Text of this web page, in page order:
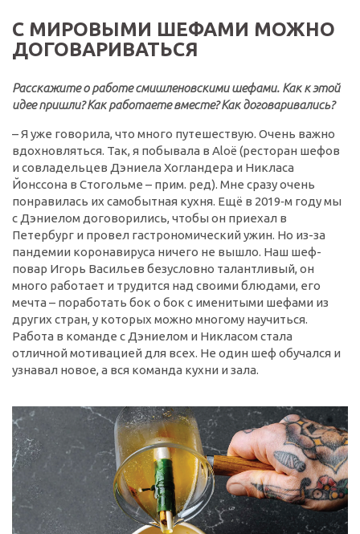
С МИРОВЫМИ ШЕФАМИ МОЖНО
ДОГОВАРИВАТЬСЯ
Расскажите о работе смишленовскими шефами. Как к этой
идее пришли? Как работаете вместе? Как договаривались?
– Я уже говорила, что много путешествую. Очень важно
вдохновляться. Так, я побывала в Aloë (ресторан шефов
и совладельцев Дэниела Хогландера и Никласа
Йонссона в Стогольме – прим. ред). Мне сразу очень
понравилась их самобытная кухня. Ещё в 2019‑м году мы
с Дэниелом договорились, чтобы он приехал в
Петербург и провел гастрономический ужин. Но из-за
пандемии коронавируса ничего не вышло. Наш шеф-
повар Игорь Васильев безусловно талантливый, он
много работает и трудится над своими блюдами, его
мечта – поработать бок о бок с именитыми шефами из
других стран, у которых можно многому научиться.
Работа в команде с Дэниелом и Никласом стала
отличной мотивацией для всех. Не один шеф обучался и
узнавал новое, а вся команда кухни и зала.